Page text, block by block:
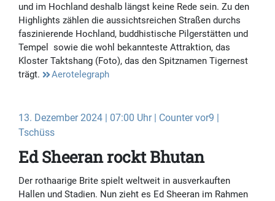
und im Hochland deshalb längst keine Rede sein. Zu den
Highlights zählen die aussichtsreichen Straßen durchs
faszinierende Hochland, buddhistische Pilgerstätten und
Tempel sowie die wohl bekannteste Attraktion, das
Kloster Taktshang (Foto), das den Spitznamen Tigernest
trägt.
Aerotelegraph
13. Dezember 2024 | 07:00 Uhr | Counter vor9 |
Tschüss
Ed Sheeran rockt Bhutan
Der rothaarige Brite spielt weltweit in ausverkauften
Hallen und Stadien. Nun zieht es Ed Sheeran im Rahmen